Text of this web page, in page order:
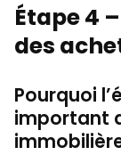
Étape 4
des
Pourquoi
important